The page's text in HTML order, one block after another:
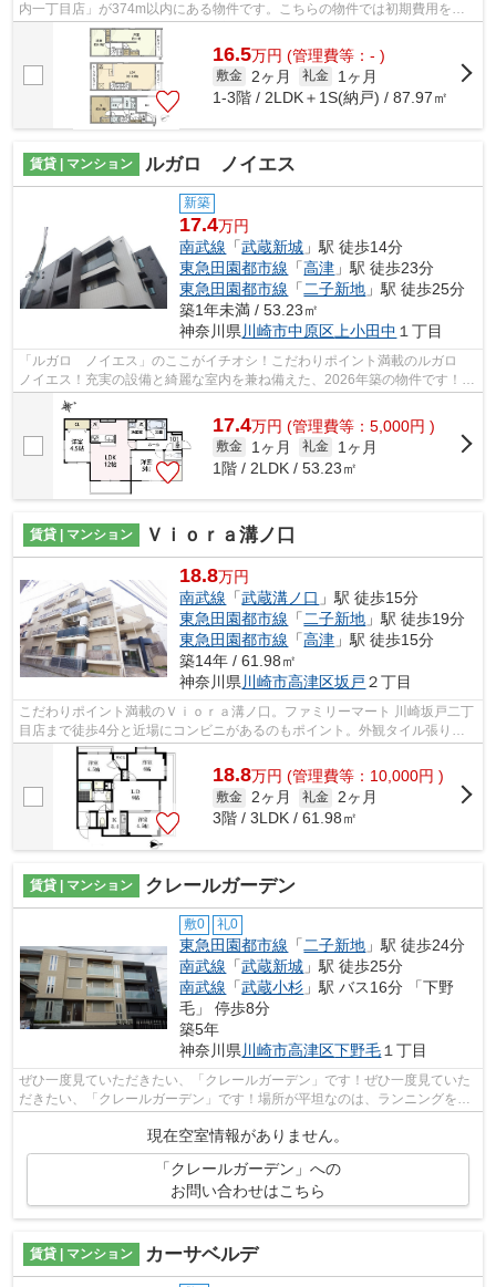
内一丁目店」が374m以内にある物件です。こちらの物件では初期費用をカ
ードでお支払いいただけます。お家でバ...
16.5万円 (管理費等：- )
敷金 2ヶ月 礼金
1ヶ月
1-3階 / 2LDK＋1S(納戸) / 87.97㎡
賃貸 | マンション ルガロ ノイエス
新築
17.4万円
南武線 「武蔵新城 」駅 徒歩14分
東急田園都市線 「高津 」駅 徒歩23分
東急田園都市線 「 二子新地 」駅 徒歩25分
築1年未満 / 53.23㎡
神奈川県 川崎市中原区 上小田中 １丁目
「ルガロ ノイエス」のここがイチオシ！こだわりポイント満載のルガロ
ノイエス！充実の設備と綺麗な室内を兼ね備えた、2026年築の物件です！こ
ちらのマンションでは初期費用をカー...
17.4万円 (管理費等：5,000円 )
敷金 1ヶ月 礼金
1ヶ月
1階 / 2LDK / 53.23㎡
賃貸 | マンション Ｖｉｏｒａ溝ノ口
18.8万円
南武線 「武蔵溝ノ口 」駅 徒歩15分
東急田園都市線 「 二子新地 」駅 徒歩19分
東急田園都市線 「高津 」駅 徒歩15分
築14年 / 61.98㎡
神奈川県 川崎市高津区坂戸 ２丁目
こだわりポイント満載のＶｉｏｒａ溝ノ口。ファミリーマート 川崎坂戸二丁
目店まで徒歩4分と近場にコンビニがあるのもポイント。外観タイル張りの
マンションは、素敵でオシャレです。...
18.8万円 (管理費等：10,000円 )
敷金 2ヶ月 礼金 2ヶ月
3階 / 3LDK / 61.98㎡
賃貸 | マンション クレールガーデン
敷0 礼0
東急田園都市線 「 二子新地 」駅 徒歩24分
南武線 「武蔵新城 」駅 徒歩25分
南武線 「武蔵小杉 」駅 バス16分 「下野
毛」 停歩8分
築5年
神奈川県 川崎市高津区下野毛 １丁目
ぜひ一度見ていただきたい、「クレールガーデン」です！ぜひ一度見ていた
だきたい、「クレールガーデン」です！場所が平坦なのは、ランニングをす
る上で抑えたいポイントですね！近く...
現在空室情報がありません。
「クレールガーデン」への
お問い合わせはこちら
賃貸 | マンション カーサベルデ